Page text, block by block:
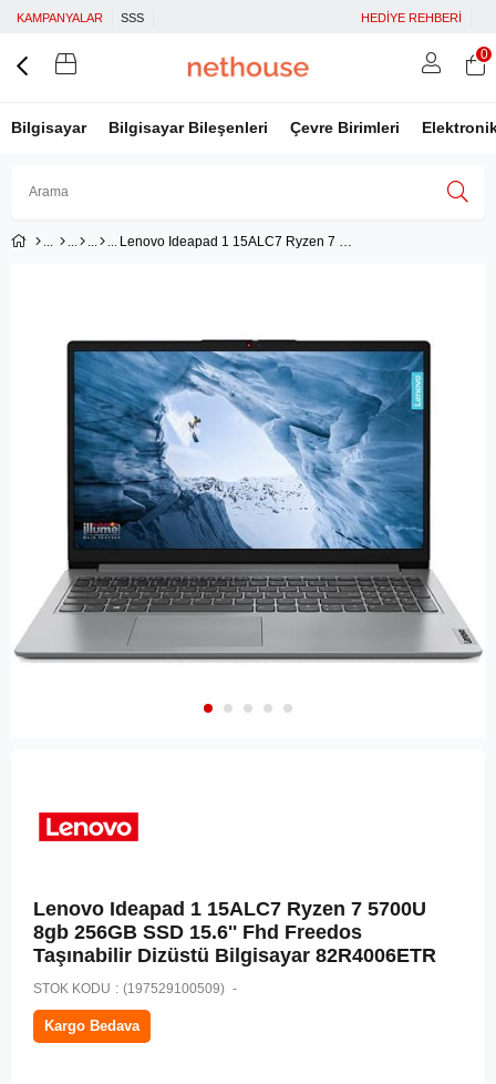
KAMPANYALAR SSS HEDİYE REHBERİ
Bilgisayar Bilgisayar Bileşenleri Çevre Birimleri
Üye Ol Facebook İle Bağlan
0
Lenovo Ideapad 1 15ALC7 Ryzen 7 5700U 8gb 256GB SSD 15.6'' Fhd Freedos Taşınabilir Dizüstü Bilgisayar 82R4006ETR
Lenovo Ideapad 1 15ALC7 Ryzen 7 5700U
8gb 256GB SSD 15.6'' Fhd Freedos
Taşınabilir Dizüstü Bilgisayar 82R4006ETR
STOK KODU (197529100509)
Kargo Bedava